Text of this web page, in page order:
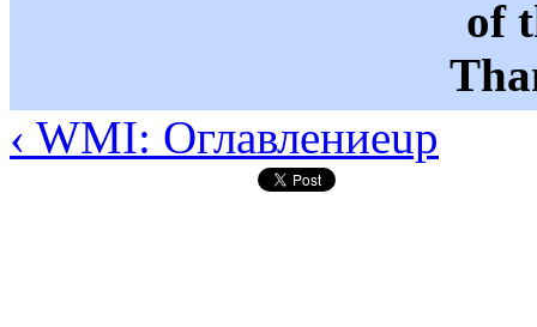
of
‹ WMI: Оглавлениеup